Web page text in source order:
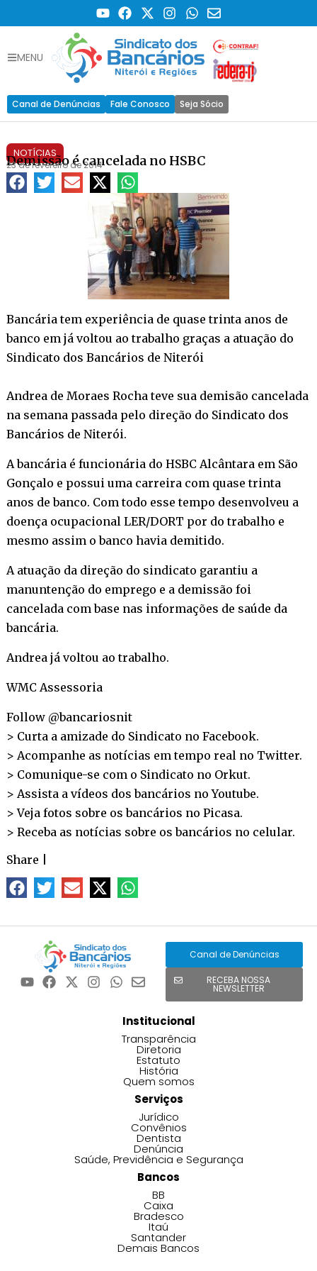
MENU
Canal de Denúncias Fale Conosco Seja Sócio
NOTÍCIAS
Demissão é cancelada no HSBC
23 de fevereiro de 2014
Bancária tem experiência de quase trinta anos de
banco em já voltou ao trabalho graças a atuação do
Sindicato dos Bancários de Niterói
Andrea de Moraes Rocha teve sua demisão cancelada
na semana passada pelo direção do Sindicato dos
Bancários de Niterói.
A bancária é funcionária do HSBC Alcântara em São
Gonçalo e possui uma carreira com quase trinta
anos de banco. Com todo esse tempo desenvolveu a
doença ocupacional LER/DORT por do trabalho e
mesmo assim o banco havia demitido.
A atuação da direção do sindicato garantiu a
manuntenção do emprego e a demissão foi
cancelada com base nas informações de saúde da
bancária.
Andrea já voltou ao trabalho.
WMC Assessoria
Follow @bancariosnit
> Curta a amizade do Sindicato no Facebook.
> Acompanhe as notícias em tempo real no Twitter.
> Comunique-se com o Sindicato no Orkut.
> Assista a vídeos dos bancários noYoutube.
> Veja fotos sobre os bancários no Picasa.
> Receba as notícias sobre os bancários no celular.
Share
Canal de Denúncias
RECEBA NOSSA
NEWSLETTER
Institucional
Transparência
Diretoria
Estatuto
História
Quem somos
Serviços
Jurídico
Convênios
Dentista
Denúncia
Saúde, Previdência e Segurança
Bancos
BB
Caixa
Bradesco
Itaú
Santander
Demais Bancos